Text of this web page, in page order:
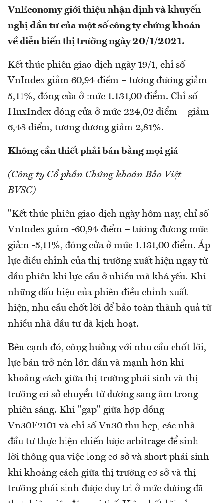
VnEconomy giới thiệu nhận định và khuyến
nghị đầu tư của một số công ty chứng khoán
về diễn biến thị trường ngày 20/1/2021.
Kết thúc phiên giao dịch ngày 19/1, chỉ số
VnIndex giảm 60,94 điểm – tương đương giảm
5,11%, đóng cửa ở mức 1.131,00 điểm. Chỉ số
HnxIndex đóng cửa ở mức 224,02 điểm – giảm
6,48 điểm, tương đương giảm 2,81%.
Không cần thiết phải bán bằng mọi giá
(Công ty Cổ phần Chứng khoán Bảo Việt –
BVSC)
"Kết thúc phiên giao dịch ngày hôm nay, chỉ số
VnIndex giảm -60,94 điểm – tương đương mức
giảm -5,11%, đóng cửa ở mức 1.131,00 điểm. Áp
lực điều chỉnh của thị trường xuất hiện ngay từ
đầu phiên khi lực cầu ở nhiều mã khá yếu. Khi
những dấu hiệu của phiên điều chỉnh xuất
hiện, nhu cầu chốt lời để bảo toàn thành quả từ
nhiều nhà đầu tư đã kịch hoạt.
Bên cạnh đó, cộng hưởng với nhu cầu chốt lời,
lực bán trở nên lớn dần và mạnh hơn khi
khoảng cách giữa thị trường phái sinh và thị
trường cơ sở chuyển từ dương sang âm trong
phiên sáng. Khi "gap" giữa hợp đồng
Vn30F2101 và chỉ số Vn30 thu hẹp, các nhà
đầu tư thực hiện chiến lược arbitrage để sinh
lời thông qua việc long cơ sở và short phái sinh
khi khoảng cách giữa thị trường cơ sở và thị
trường phái sinh được duy trì ở mức dương đã